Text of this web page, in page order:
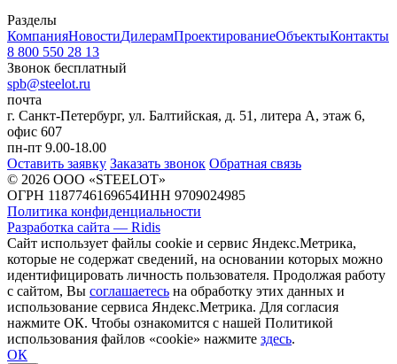
Разделы
КомпанияНовостиДилерамПроектированиеОбъектыКонтакты
8 800 550 28 13
Звонок бесплатный
spb@steelot.ru
почта
г. Санкт-Петербург, ул. Балтийская, д. 51, литера А, этаж 6,
офис 607
пн-пт 9.00-18.00
Оставить заявку Заказать звонок Обратная связь
© 2026 ООО «STEELOT»
ОГРН 1187746169654ИНН 9709024985
Политика конфиденциальности
Разработка сайта — Ridis
Сайт использует файлы cookie и сервис Яндекс.Метрика,
которые не содержат сведений, на основании которых можно
идентифицировать личность пользователя. Продолжая работу
с сайтом, Вы соглашаетесь на обработку этих данных и
использование сервиса Яндекс.Метрика. Для согласия
нажмите ОК. Чтобы ознакомится с нашей Политикой
использования файлов «cookie» нажмите здесь.
ОК